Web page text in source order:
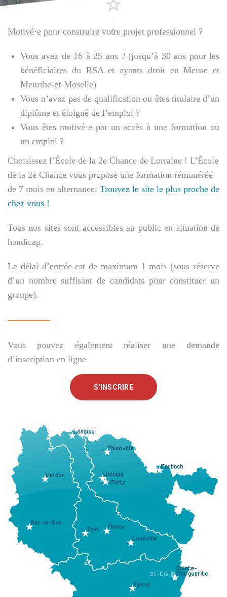
Motivé·e pour construire votre projet professionnel ?
Vous avez de 16 à 25 ans ? (jusqu’à 30 ans pour les
bénéficiaires du RSA et ayants droit en Meuse et
Meurthe-et-Moselle)
Vous n’avez pas de qualification ou êtes titulaire d’un
diplôme et éloigné de l’emploi ?
Vous êtes motivé·e par un accès à une formation ou
un emploi ?
Choisissez l’École de la 2e Chance de Lorraine ! L’École
de la 2e Chance vous propose une formation rémunérée
de 7 mois en alternance. Trouvez le site le plus proche de
chez vous !
Tous nos sites sont accessibles au public en situation de
handicap.
Le délai d’entrée est de maximum 1 mois (sous réserve
d’un nombre suffisant de candidats pour constituer un
groupe).
Vous pouvez également réaliser une demande
d’inscription en ligne
S'INSCRIRE